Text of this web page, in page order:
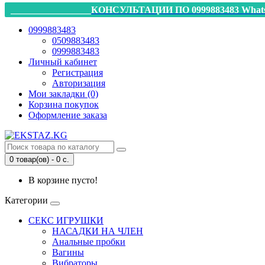
_________________КОНСУЛЬТАЦИИ ПО 0999883483
0999883483
0509883483
0999883483
Личный кабинет
Регистрация
Авторизация
Мои закладки (0)
Корзина покупок
Оформление заказа
0 товар(ов) - 0 с.
В корзине пусто!
Категории
СЕКС ИГРУШКИ
НАСАДКИ НА ЧЛЕН
Анальные пробки
Вагины
Вибраторы